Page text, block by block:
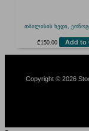
თბილისის ხედი,
₾ 150.00 Add to
Copyright © 2026